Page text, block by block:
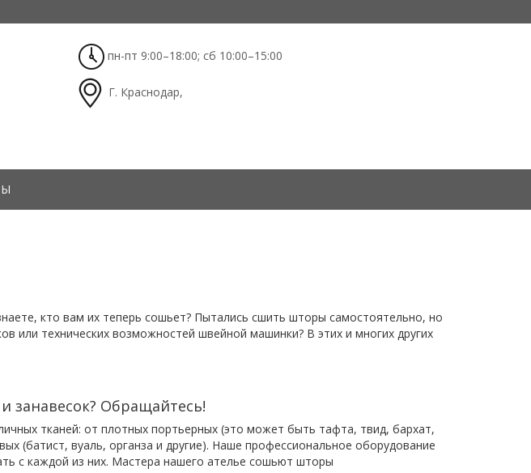
пн-пт 9:00–18:00; сб 10:00–15:00
Г. Краснодар,
кто вам их теперь сошьет? Пытались сшить шторы самостоятельно, но
или технических возможностей швейной машинки? В этих и многих других
занавесок? Обращайтесь!
тканей: от плотных портьерных (это может быть тафта, твид, бархат,
(батист, вуаль, органза и другие). Наше профессиональное оборудование
с каждой из них. Мастера нашего ателье сошьют шторы